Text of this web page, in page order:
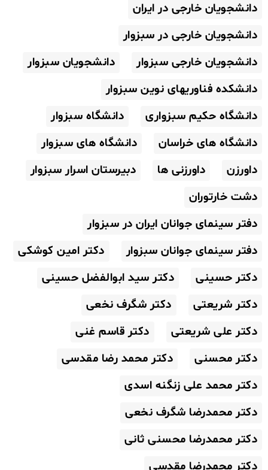
دانشجویان خارجی در ایران
دانشجویان خارجی در سبزوار
دانشجویان خارجی سبزوار
دانشجویان سبزوار
دانشکده فناوریهای نوین سبزوار
دانشگاه حکیم سبزواری
دانشگاه سبزوار
دانشگاه های خراسان
دانشگاه های سبزوار
داورزن
داورزنی ها
دبیرستان اسرار سبزوار
دشت خارتوران
دفتر سینمای جوانان ایران در سبزوار
دفتر سینمای جوانان سبزوار
دکتر امین کوشکی
دکتر حسینی
دکتر سید ابوالفضل حسینی
دکتر شریعتی
دکتر شگرف نخعی
دکتر علی شریعتی
دکتر قاسم غنی
دکتر محسنی
دکتر محمد رضا مقدسی
دکتر محمد علی زنگنه اسدی
دکتر محمدرضا شگرف نخعی
دکتر محمدرضا محسنی ثانی
دکتر محمدرضا مقدسی